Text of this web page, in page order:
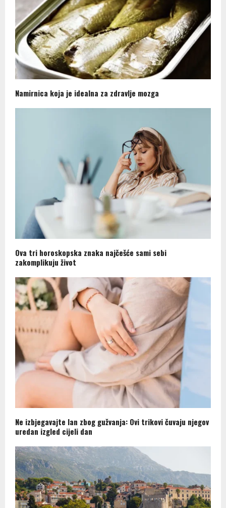
Namirnica koja je idealna za zdravlje mozga
Ova tri horoskopska znaka najčešće sami sebi
zakomplikuju život
Ne izbjegavajte lan zbog gužvanja: Ovi trikovi čuvaju njegov
uredan izgled cijeli dan